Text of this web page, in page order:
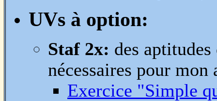
UVs à option:
Staf 2x: des
nécessaires pour
Exercice "Simple